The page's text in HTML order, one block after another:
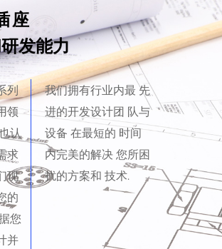
座
发能力
列
领
认
求
现
的
您
并
我们拥有行业内最 先
进的开发设计团 队与
设备 在最短的 时间
内完美的解决 您所困
扰的方案和 技术.